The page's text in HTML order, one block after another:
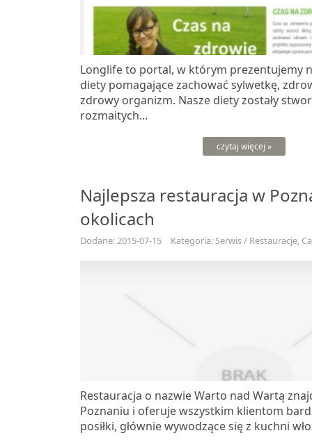
Longlife to portal, w którym prezentujemy
diety pomagające zachować sylwetkę,
zdrowy organizm. Nasze diety zostały
rozmaitych...
czytaj więcej »
Najlepsza restauracja w
okolicach
Dodane: 2015-07-15 Kategoria: Serwis / Restauracje,
Restauracja o nazwie Warto nad Wartą
Poznaniu i oferuje wszystkim klientom
posiłki, głównie wywodzące się z kuchni